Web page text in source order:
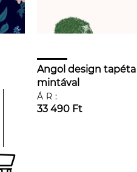
Angol design
mintával
ÁR:
33 490 Ft